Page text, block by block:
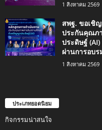
1 สิงหาคม 2569
สพฐ. ขอเชิ
ประกันคุณภ
ประดิษฐ์
ผ่านการอบร
1 สิงหาคม 2569
ประเภทยอดนิยม
กิจกรรมน่าสนใจ